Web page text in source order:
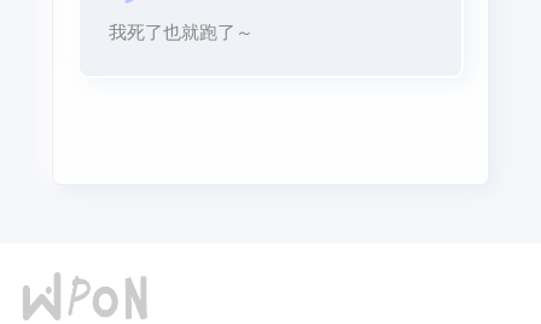
我死了也就跑了～